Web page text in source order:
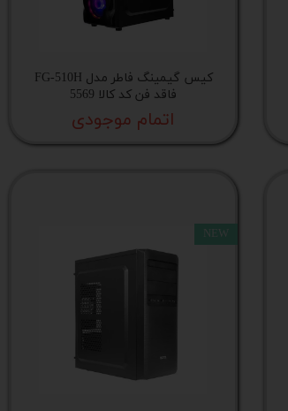
کیس گیمینگ فاطر مدل FG-510H
فاقد فن کد کالا 5569
اتمام موجودی
NEW